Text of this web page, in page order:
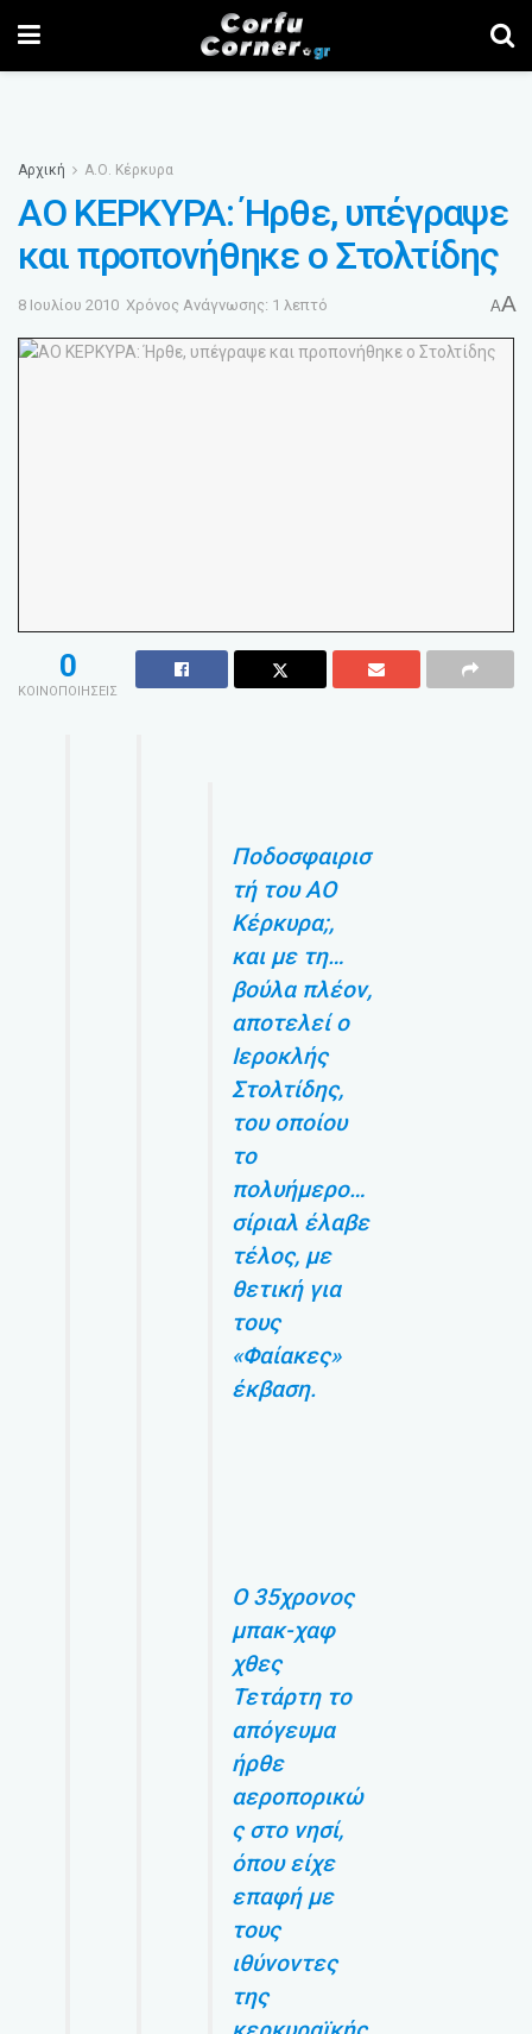
Αρχική Α.Ο. Κέρκυρα
ΑΟ ΚΕΡΚΥΡΑ: Ήρθε, υπέγραψε
και προπονήθηκε ο Στολτίδης
8 Ιουλίου 2010 Χρόνος Ανάγνωσης: 1 λεπτό AA
0
ΚΟΙΝΟΠΟΙΗΣΕΙΣ
Ποδοσφαιρισ
τή του ΑΟ
Κέρκυρα;,
και με τη…
βούλα πλέον,
αποτελεί ο
Ιεροκλής
Στολτίδης,
του οποίου
το
πολυήμερο…
σίριαλ έλαβε
τέλος, με
θετική για
τους
«Φαίακες»
έκβαση.
Ο 35χρονος
μπακ-χαφ
χθες
Τετάρτη το
απόγευμα
ήρθε
αεροπορικώ
ς στο νησί,
όπου είχε
επαφή με
τους
ιθύνοντες
της